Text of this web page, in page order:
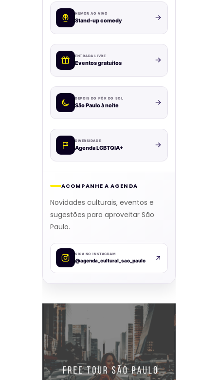
HUMOR AO VIVO
Stand-up comedy
ENTRADA LIVRE
Eventos gratuitos
DEPOIS DO PÔR DO SOL
São Paulo à noite
DIVERSIDADE
Agenda LGBTQIA+
ACOMPANHE A AGENDA
Novidades culturais, eventos e
sugestões para aproveitar São
Paulo.
SIGA NO INSTAGRAM
@agenda_cultural_sao_paulo